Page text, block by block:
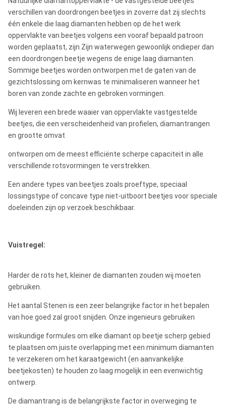
verschillen van doordrongen beetjes in zoverre dat zij slechts
één enkele die laag diamanten hebben op de het werk
oppervlakte van beetjes volgens een vooraf bepaald patroon
worden geplaatst, zijn Zijn waterwegen gewoonlijk ondieper dan
een doordrongen beetje wegens de enige laag diamanten.
Sommige beetjes worden ontworpen met de gaten van de
gezichtslossing om kernwas te minimaliseren wanneer het
boren van zonde zachte en gebroken vormingen.
Wij leveren een brede waaier van oppervlakte vastgestelde
beetjes, die een verscheidenheid van profielen, diamantrangen
en grootte omvat
ontworpen om de meest efficiënte scherpe capaciteit in alle
verschillende rotsvormingen te verstrekken.
Een andere types van beetjes zoals proeftype, speciaal
lossingstype of concave type niet-uitboort beetjes voor speciale
doeleinden zijn op verzoek beschikbaar.
Vuistregel:
Harder de rots het, kleiner de diamanten zouden wij moeten
gebruiken.
Het aantal Stenen is een zeer belangrijke factor in het bepalen
van hoe goed zal groot snijden. Onze ingenieurs gebruiken
wiskundige formules om elke diamant op beetje scherp gebied
te plaatsen om juiste overlapping met een minimum diamanten
te verzekeren om het karaatgewicht (en aanvankelijke
beetjekosten) te houden zo laag mogelijk in een evenwichtig
ontwerp.
De diamantrang is de belangrijkste factor in overweging te